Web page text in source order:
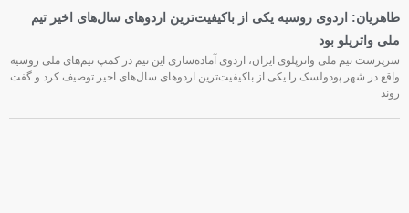
طاهریان: اردوی روسیه یکی از باکیفیت‌ترین اردوهای سال‌های اخیر تیم
ملی واترپلو بود
سرپرست تیم ملی واترپلوی ایران، اردوی آماده‌سازی این تیم در کمپ تیم‌های ملی روسیه
واقع در شهر پودولسک را یکی از باکیفیت‌ترین اردوهای سال‌های اخیر توصیف کرد و گفت
روند